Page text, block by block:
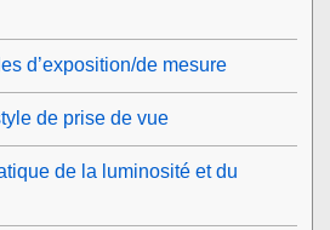
d’exposition/de mesure
de prise de vue
de la luminosité et du